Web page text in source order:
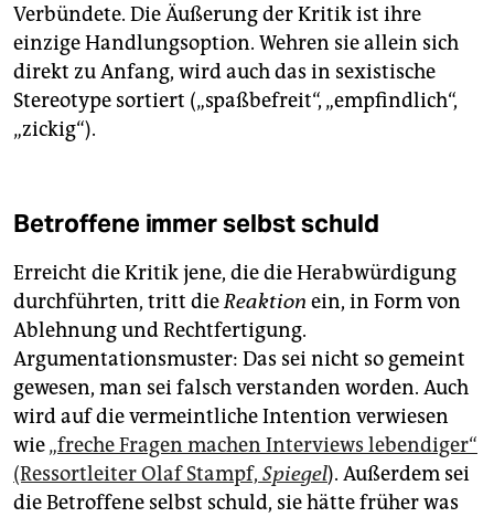
Verbündete. Die Äußerung der Kritik ist ihre
einzige Handlungsoption. Wehren sie allein sich
direkt zu Anfang, wird auch das in sexistische
Stereotype sortiert („spaßbefreit“, „empfindlich“,
„zickig“).
Betroffene immer selbst schuld
Erreicht die Kritik jene, die die Herabwürdigung
durchführten, tritt dieReaktion ein, in Form von
Ablehnung und Rechtfertigung.
Argumentationsmuster: Das sei nicht so gemeint
gewesen, man sei falsch verstanden worden. Auch
wird auf die vermeintliche Intention verwiesen
wie„freche Fragen machen Interviews lebendiger“
(Ressortleiter Olaf Stampf, Spiegel). Außerdem sei
die Betroffene selbst schuld, sie hätte früher was